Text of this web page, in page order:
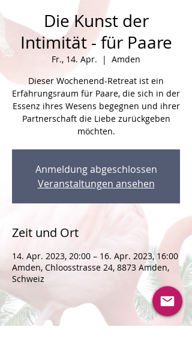
Die Kunst der
Intimität - für Paare
Fr., 14. Apr.
  |
Amden
Dieser Wochenend-Retreat ist ein
Erfahrungsraum für Paare, die sich in der
Essenz ihres Wesens begegnen und ihrer
Partnerschaft die Liebe zurückgeben
möchten.
Anmeldung abgeschlossen
Veranstaltungen ansehen
Zeit und Ort
14. Apr. 2023, 20:00 – 16. Apr. 2023, 16:00
Amden, Chloosstrasse 24, 8873 Amden,
Schweiz